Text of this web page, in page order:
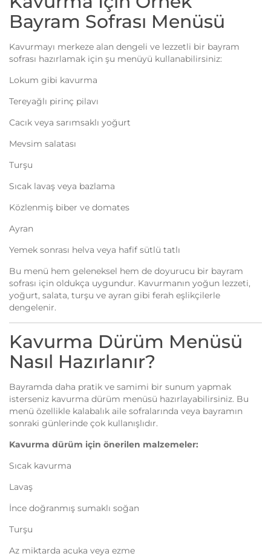
Bayram Sofrası Menüsü
Kavurmayı merkeze alan dengeli ve lezzetli bir bayram
sofrası hazırlamak için şu menüyü kullanabilirsiniz:
Lokum gibi kavurma
Tereyağlı pirinç pilavı
Cacık veya sarımsaklı yoğurt
Mevsim salatası
Turşu
Sıcak lavaş veya bazlama
Közlenmiş biber ve domates
Ayran
Yemek sonrası helva veya hafif sütlü tatlı
Bu menü hem geleneksel hem de doyurucu bir bayram
sofrası için oldukça uygundur. Kavurmanın yoğun lezzeti,
yoğurt, salata, turşu ve ayran gibi ferah eşlikçilerle
dengelenir.
Kavurma Dürüm Menüsü
Nasıl Hazırlanır?
Bayramda daha pratik ve samimi bir sunum yapmak
isterseniz kavurma dürüm menüsü hazırlayabilirsiniz. Bu
menü özellikle kalabalık aile sofralarında veya bayramın
sonraki günlerinde çok kullanışlıdır.
Kavurma dürüm için önerilen malzemeler:
Sıcak kavurma
Lavaş
İnce doğranmış sumaklı soğan
Turşu
Az miktarda acuka veya ezme